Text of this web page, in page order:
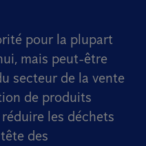
pour la plupart
mais peut-être
secteur de la vente
de produits
les déchets
des